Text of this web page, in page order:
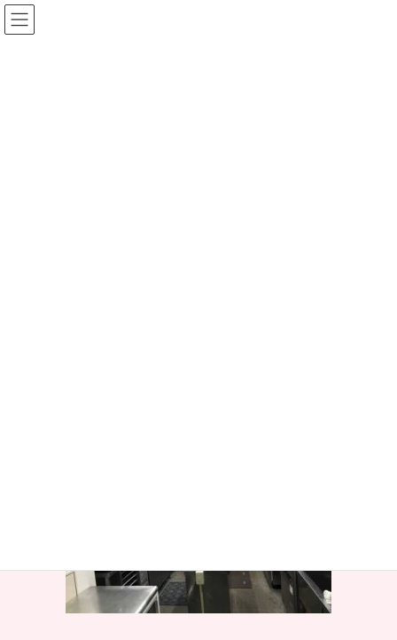
コ
ン
ナ
ビ